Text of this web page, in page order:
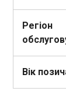
Регіон
Вік